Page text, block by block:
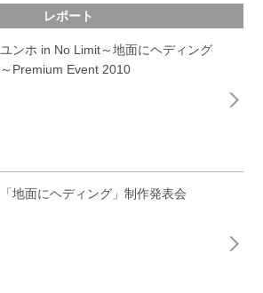
レポート
ユンホ in No Limit～地面にヘディング
～Premium Event 2010
「地面にヘディング」制作発表会